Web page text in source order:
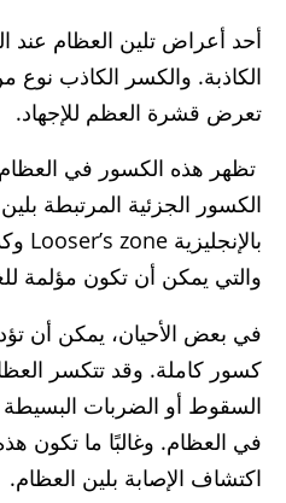
أحد أعراض تلين العظام عند
الكاذبة. والكسر الكاذب نوع
تعرض قشرة العظم للإجهاد.
تظهر هذه الكسور في العظام
الكسور الجزئية المرتبطة
والتي يمكن أن تكون مؤلمة
في بعض الأحيان، يمكن أن
كسور كاملة. وقد تتكسر
السقوط أو الضربات
في العظام. وغالبًا ما تكون
اكتشاف الإصابة بلين العظام.